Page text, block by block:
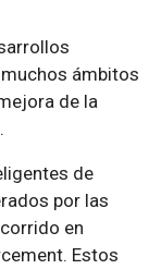
ámbitos
de la
de
por las
en
Estos